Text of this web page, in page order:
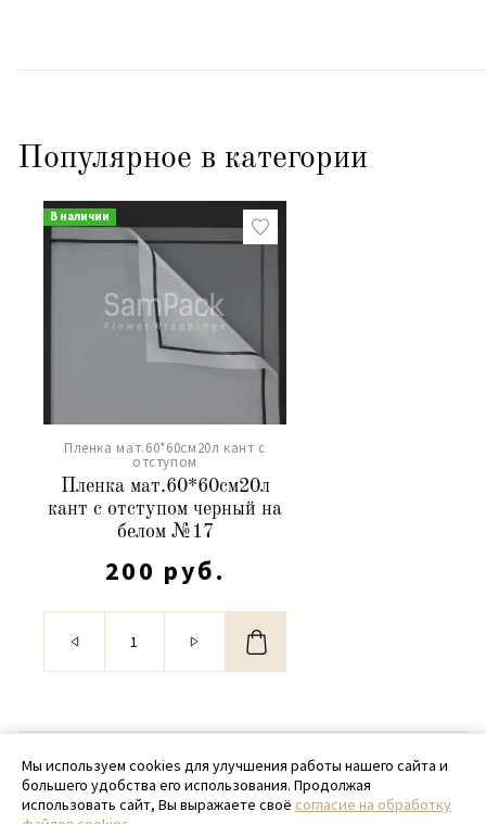
Популярное в категории
В наличии
Пленка мат.60*60см20л кант с
отступом
Пленка мат.60*60см20л
кант с отступом черный на
белом №17
200 руб.
© 2020 - 2026 SamPack
+ 7 (918) 699-97-87
Мы используем cookies для улучшения работы нашего сайта и
большего удобства его использования. Продолжая
использовать сайт, Вы выражаете своё согласие на обработку